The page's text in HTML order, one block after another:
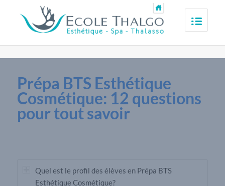
Prépa BTS Esthétique
Cosmétique: 12 questions
pour tout savoir
Quel est le profil des élèves en Prépa BTS
Esthétique Cosmétique?